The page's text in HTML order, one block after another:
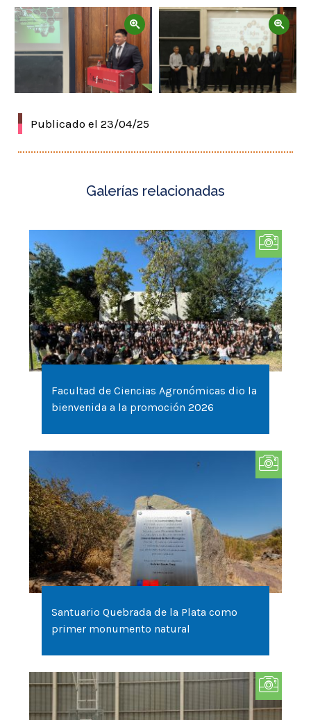
Zoom Zoom
Publicado el 23/04/25
Facultad de Ciencias Agronómicas dio la
bienvenida a la promoción 2026
Santuario Quebrada de la Plata como
primer monumento natural